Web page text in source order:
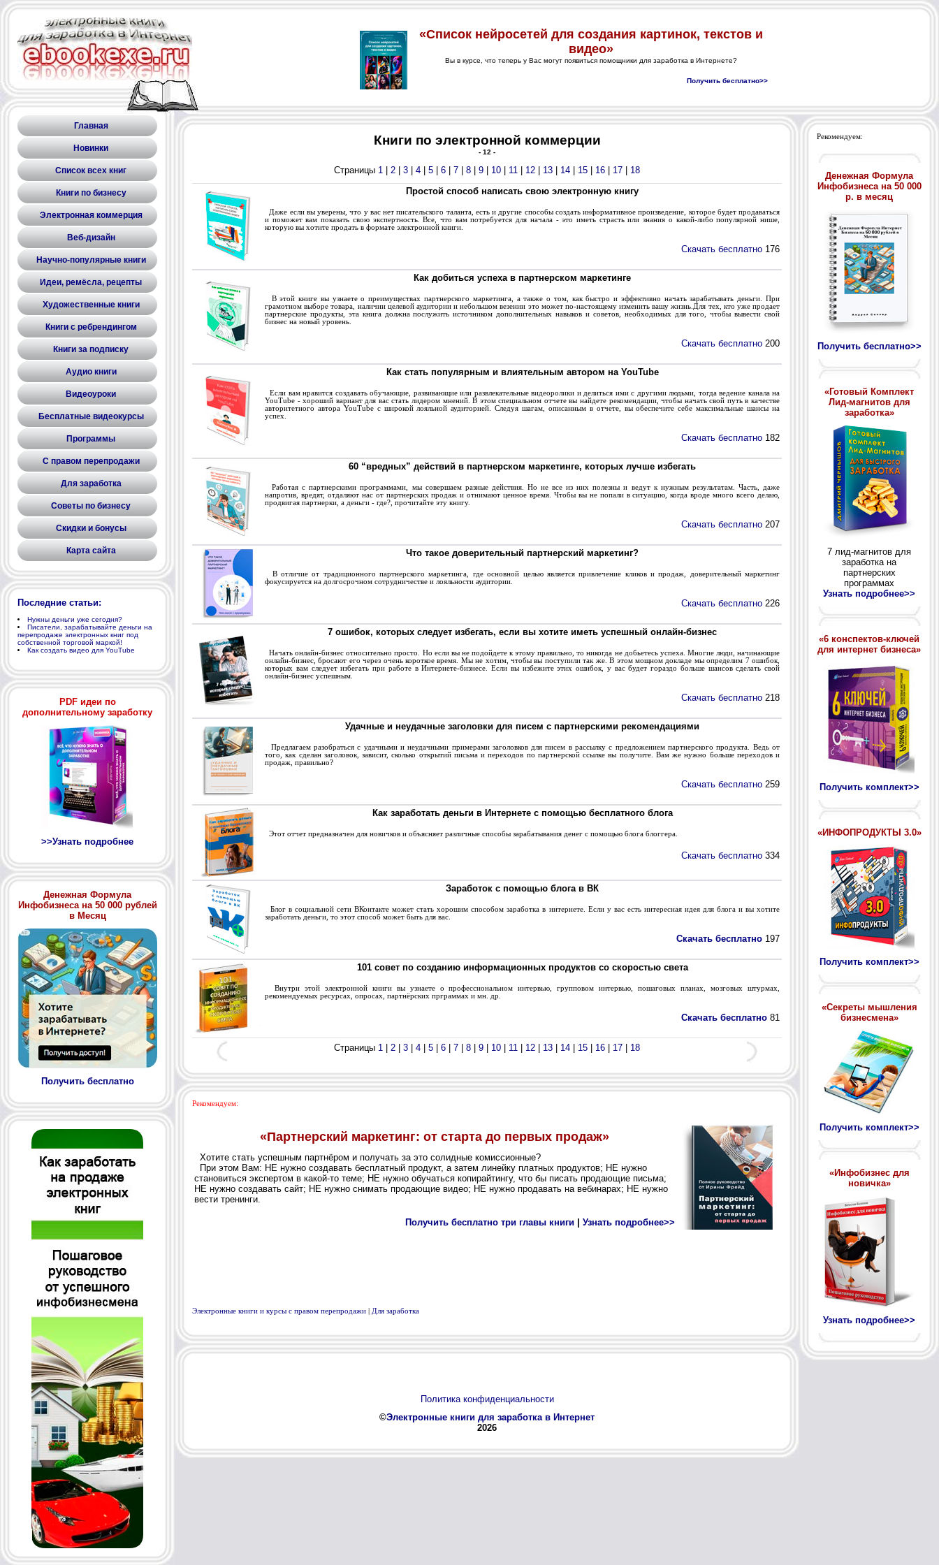
Главная
Новинки
Список всех книг
Книги по бизнесу
Электронная коммерция
Веб-дизайн
Научно-популярные книги
Идеи, ремёсла, рецепты
Художественные книги
Книги с ребрендингом
Книги за подписку
Аудио книги
Видеоуроки
Бесплатные видеокурсы
Программы
С правом перепродажи
Для заработка
Советы по бизнесу
Скидки и бонусы
Карта сайта
Последние статьи:
Нужны деньги уже сегодня?
Писатели, зарабатывайте деньги на
перепродаже электронных книг под
собственной торговой маркой!
Как создать видео для YouTube
PDF идеи по
дополнительному заработку
>>Узнать подробнее
Денежная Формула
Инфобизнеса на 50 000 рублей
в Месяц
Получить бесплатно
Книги по электронной коммерции
- 12 -
Страницы 1 | 2 | 3 | 4 | 5 | 6 | 7 | 8 | 9 | 10 | 11 | 12 | 13 | 14 | 15 | 16 | 17 | 18
Простой способ написать свою электронную книгу
Даже если вы уверены, что у вас нет писательского таланта, есть и другие способы создать информативное произведение, которое будет продаваться
и поможет вам показать свою экспертность. Все, что вам потребуется для начала - это иметь страсть или знания о какой-либо популярной нише,
которую вы хотите продать в формате электронной книги.
Скачать бесплатно 176
Как добиться успеха в партнерском маркетинге
В этой книге вы узнаете о преимуществах партнерского маркетинга, а также о том, как быстро и эффективно начать зарабатывать деньги. При
грамотном выборе товара, наличии целевой аудитории и небольшом везении это может по-настоящему изменить вашу жизнь.Для тех, кто уже продает
партнерские продукты, эта книга должна послужить источником дополнительных навыков и советов, необходимых для того, чтобы вывести свой
бизнес на новый уровень.
Скачать бесплатно 200
Как стать популярным и влиятельным автором на YouTube
Если вам нравится создавать обучающие, развивающие или развлекательные видеоролики и делиться ими с другими людьми, тогда ведение канала на
YouTube - хороший вариант для вас стать лидером мнений. В этом специальном отчете вы найдете рекомендации, чтобы начать свой путь в качестве
авторитетного автора YouTube с широкой лояльной аудиторией. Следуя шагам, описанным в отчете, вы обеспечите себе максимальные шансы на
успех.
Скачать бесплатно 182
60 “вредных” действий в партнерском маркетинге, которых лучше избегать
Работая с партнерскими программами, мы совершаем разные действия. Но не все из них полезны и ведут к нужным результатам. Часть, даже
напротив, вредят, отдаляют нас от партнерских продаж и отнимают ценное время. Чтобы вы не попали в ситуацию, когда вроде много всего делаю,
продвигая партнерки, а деньги - где?, прочитайте эту книгу.
Скачать бесплатно 207
Что такое доверительный партнерский маркетинг?
В отличие от традиционного партнерского маркетинга, где основной целью является привлечение кликов и продаж, доверительный маркетинг
фокусируется на долгосрочном сотрудничестве и лояльности аудитории.
Скачать бесплатно 226
7 ошибок, которых следует избегать, если вы хотите иметь успешный онлайн-бизнес
Начать онлайн-бизнес относительно просто. Но если вы не подойдете к этому правильно, то никогда не добьетесь успеха. Многие люди, начинающие
онлайн-бизнес, бросают его через очень короткое время. Мы не хотим, чтобы вы поступили так же. В этом мощном докладе мы определим 7 ошибок,
которых вам следует избегать при работе в Интернете-бизнесе. Если вы избежите этих ошибок, у вас будет гораздо больше шансов сделать свой
онлайн-бизнес успешным.
Скачать бесплатно 218
Удачные и неудачные заголовки для писем с партнерскими рекомендациями
Предлагаем разобраться с удачными и неудачными примерами заголовков для писем в рассылку с предложением партнерского продукта. Ведь от
того, как сделан заголовок, зависит, сколько открытий письма и переходов по партнерской ссылке вы получите. Вам же нужно больше переходов и
продаж, правильно?
Скачать бесплатно 259
Как заработать деньги в Интернете с помощью бесплатного блога
Этот отчет предназначен для новичков и объясняет различные способы зарабатывания денег с помощью блога блоггера.
Скачать бесплатно 334
Заработок с помощью блога в ВК
Блог в социальной сети ВКонтакте может стать хорошим способом заработка в интернете. Если у вас есть интересная идея для блога и вы хотите
заработать деньги, то этот способ может быть для вас.
Скачать бесплатно 197
101 совет по созданию информационных продуктов со скоростью света
Внутри этой электронной книги вы узнаете о профессиональном интервью, групповом интервью, пошаговых планах, мозговых штурмах,
рекомендуемых ресурсах, опросах, партнёрских прграммах и мн. др.
Скачать бесплатно 81
Страницы 1 | 2| 3| 4| 5| 6| 7| 8| 9| 10| 11 | 12| 13| 14| 15| 16| 17| 18
Рекомендуем:
Электронные книги и курсы с правом перепродажи Для заработка
Политика конфиденциальности
©Электронные книги для заработка в Интернет
2026
Рекомендуем:
Денежная Формула
Инфобизнеса на 50 000
р. в месяц
Получить бесплатно>>
«Готовый Комплект
Лид-магнитов для
заработка»
7 лид-магнитов для
заработка на
партнерских
программах
Узнать подробнее>>
«6 конспектов-ключей
для интернет бизнеса»
Получить комплект>>
«ИНФОПРОДУКТЫ 3.0»
Получить комплект>>
«Секреты мышления
бизнесмена»
Получить комплект>>
«Инфобизнес для
новичка»
Узнать подробнее>>